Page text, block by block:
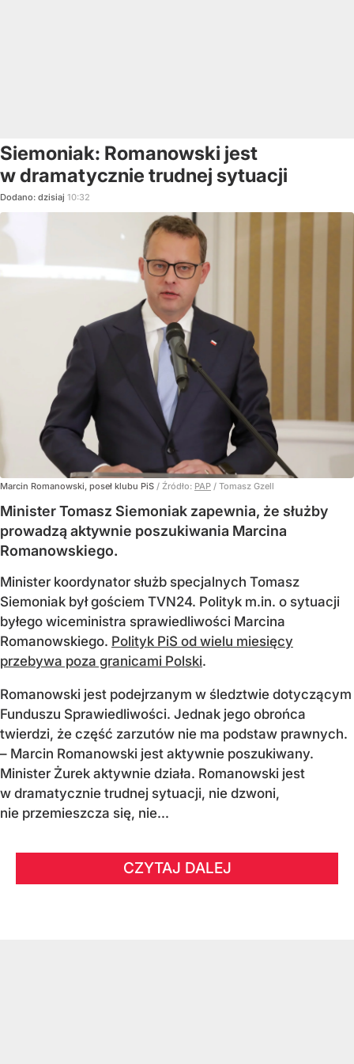
Siemoniak: Romanowski jest
w dramatycznie trudnej sytuacji
Dodano: dzisiaj 10:32
Marcin Romanowski, poseł klubu PiS / Źródło: PAP / Tomasz Gzell
Minister Tomasz Siemoniak zapewnia, że służby
prowadzą aktywnie poszukiwania Marcina
Romanowskiego.
Minister koordynator służb specjalnych Tomasz
Siemoniak był gościem TVN24. Polityk m.in. o sytuacji
byłego wiceministra sprawiedliwości Marcina
Romanowskiego. Polityk PiS od wielu miesięcy
przebywa poza granicami Polski.
Romanowski jest podejrzanym w śledztwie dotyczącym
Funduszu Sprawiedliwości. Jednak jego obrońca
twierdzi, że część zarzutów nie ma podstaw prawnych.
– Marcin Romanowski jest aktywnie poszukiwany.
Minister Żurek aktywnie działa. Romanowski jest
w dramatycznie trudnej sytuacji, nie dzwoni,
nie przemieszcza się, nie...
CZYTAJ DALEJ